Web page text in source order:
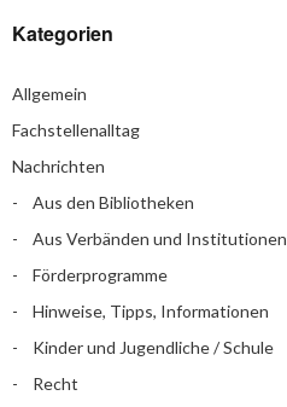
Kategorien
Allgemein
Fachstellenalltag
Nachrichten
Aus den Bibliotheken
Aus Verbänden und Institutionen
Förderprogramme
Hinweise, Tipps, Informationen
Kinder und Jugendliche / Schule
Recht